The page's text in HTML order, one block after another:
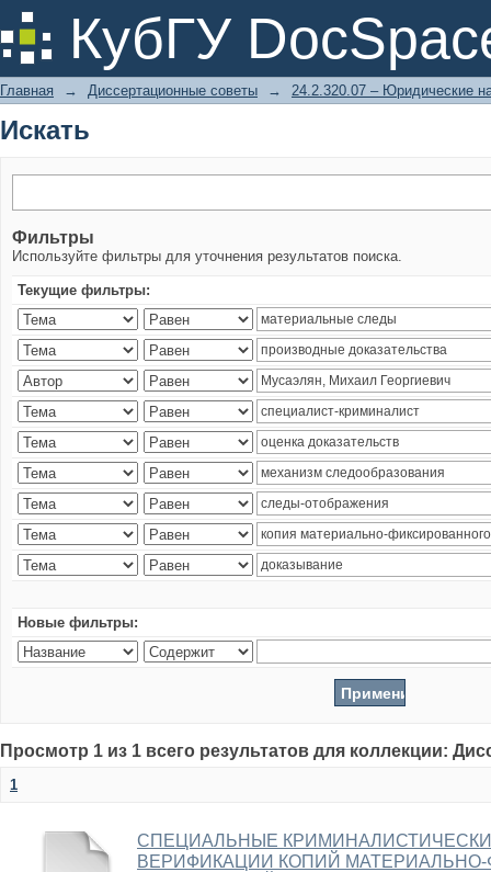
КубГУ
Искать
Главная → Диссертационные советы → 24.2.320.07 – Юридические
Искать
Фильтры
Используйте фильтры для уточнения результатов поиска.
Текущие фильтры:
Новые фильтры:
Просмотр 1 из 1 всего результатов для коллекции:
1
СПЕЦИАЛЬНЫЕ
ВЕРИФИКАЦИИ КОПИЙ